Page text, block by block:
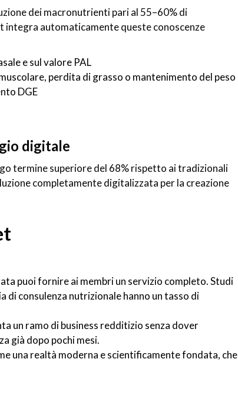
dei macronutrienti pari al 55–60% di
integra automaticamente queste conoscenze
e sul valore PAL
perdita di grasso o mantenimento del peso
DGE
digitale
termine superiore del 68% rispetto ai tradizionali
completamente digitalizzata per la creazione
puoi fornire ai membri un servizio completo. Studi
di consulenza nutrizionale hanno un tasso di
un ramo di business redditizio senza dover
già dopo pochi mesi.
una realtà moderna e scientificamente fondata, che